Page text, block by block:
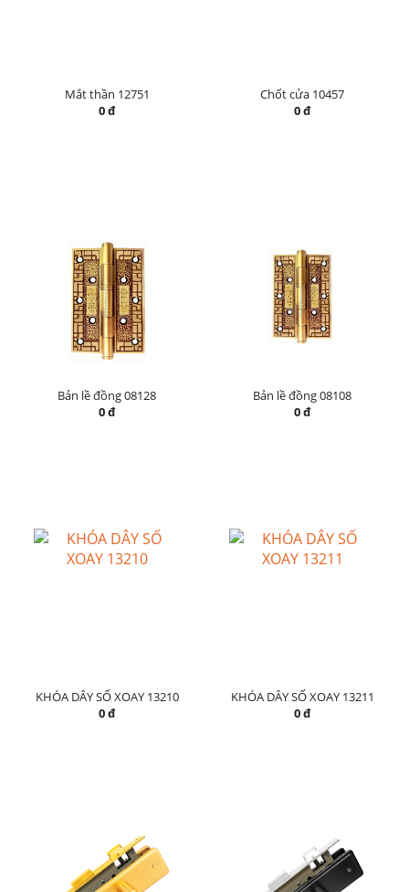
Mắt thần 12751
0 đ
Chốt cửa 10457
0 đ
Bản lề đồng 08128
0 đ
Bản lề đồng 08108
0 đ
KHÓA DÂY SỐ XOAY 13210
0 đ
KHÓA DÂY SỐ XOAY 13211
0 đ